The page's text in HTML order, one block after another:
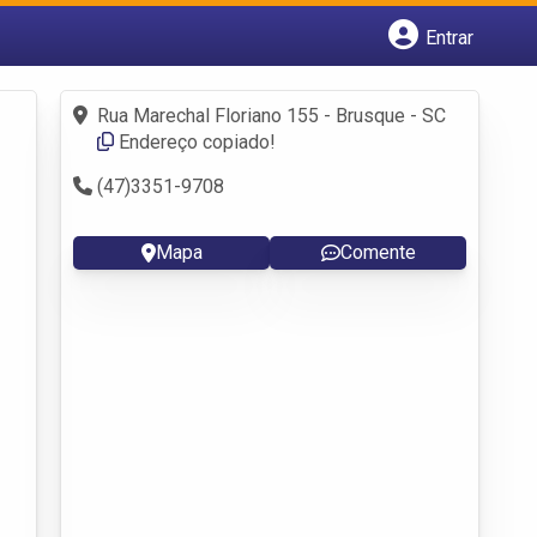
Entrar
Fazer login
Criar conta
Rua Marechal Floriano 155 - Brusque - SC
Endereço copiado!
(47)3351-9708
Mapa Comente